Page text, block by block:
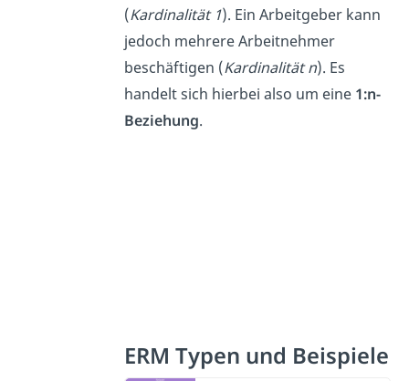
(Kardinalität 1). Ein Arbeitgeber kann
jedoch mehrere Arbeitnehmer
beschäftigen (Kardinalität n). Es
handelt sich hierbei also um eine 1:n-
Beziehung.
ERM Typen und Beispiele